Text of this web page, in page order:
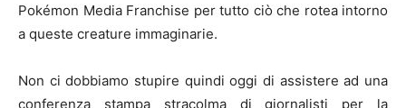
Pokémon Media Franchise per tutto ciò che rotea intorno
a queste creature immaginarie.
Non ci dobbiamo stupire quindi oggi di assistere ad una
conferenza stampa stracolma di giornalisti per la